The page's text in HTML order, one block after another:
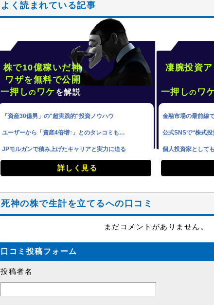
よく読まれている記事
株で10億稼いだ神
ワザを無料で公開
一押しの ワケを解説
「資産30億男」の"超実践的"投資ノウハウ
ユーザーから「資産4倍増↑」とのタレコミも…
JPモルガンで積み上げたキャリアと実力に迫る
詳しく見る
凄腕投資
一押しの ワ
金融市場の最前線
公式SNSで“株式
個人投資家として
死神の株で生計を立てるへの口コミ
まだコメントがありません。
口コミ投稿フォーム
投稿者名